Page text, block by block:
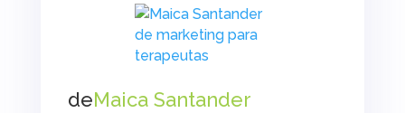
deMaica Santander